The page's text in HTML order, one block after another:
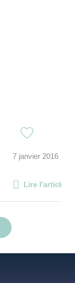
7 janvier 2016
Lire l'article